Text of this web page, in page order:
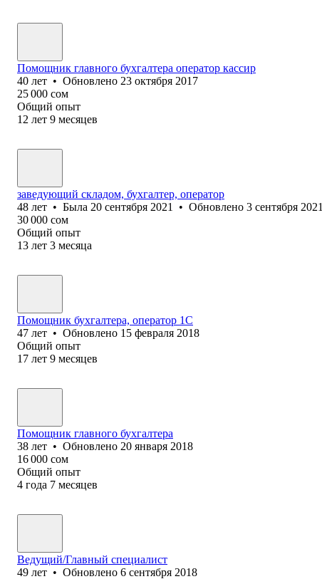
Помощник главн‎ого бухгалтера оператор кассир
40 лет • Обновлено 23 октября 2017
25 000 сом
Общий опыт
12 лет 9 месяцев
заведующий складом, бухгалтер, оператор
48 лет • Была 20 сентября 2021 • Обновлено 3 сентября 2021
30 000 сом
Общий опыт
13 лет 3 месяца
Помощник бухгалтера, оператор 1С
47 лет • Обновлено 15 февраля 2018
Общий опыт
17 лет 9 месяцев
Помощник главного бухгалтера
38 лет • Обновлено 20 января 2018
16 000 сом
Общий опыт
4 года 7 месяцев
Ведущий/Главный специалист
49 лет • Обновлено 6 сентября 2018